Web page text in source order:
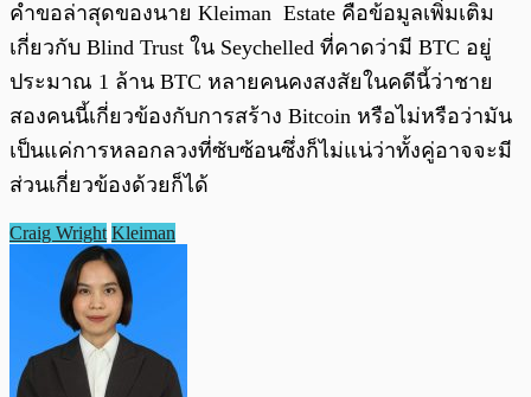
คำขอล่าสุดของนาย Kleiman Estate คือข้อมูลเพิ่มเติม
เกี่ยวกับ Blind Trust ใน Seychelled ที่คาดว่ามี BTC อยู่
ประมาณ 1 ล้าน BTC หลายคนคงสงสัยในคดีนี้ว่าชาย
สองคนนี้เกี่ยวข้องกับการสร้าง Bitcoin หรือไม่หรือว่ามัน
เป็นแค่การหลอกลวงที่ซับซ้อนซึ่งก็ไม่แน่ว่าทั้งคู่อาจจะมี
ส่วนเกี่ยวข้องด้วยก็ได้
Craig Wright Kleiman